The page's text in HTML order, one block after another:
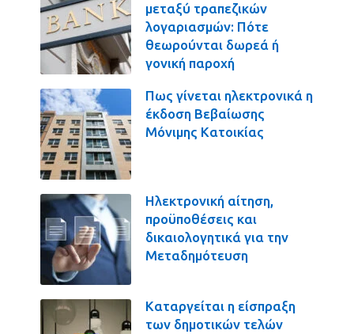
μεταξύ τραπεζικών
λογαριασμών: Πότε
θεωρούνται δωρεά ή
γονική παροχή
Πως γίνεται ηλεκτρονικά η
έκδοση Βεβαίωσης
Μόνιμης Κατοικίας
Ηλεκτρονική αίτηση,
προϋποθέσεις και
δικαιολογητικά για την
Μεταδημότευση
Καταργείται η είσπραξη
των δημοτικών τελών